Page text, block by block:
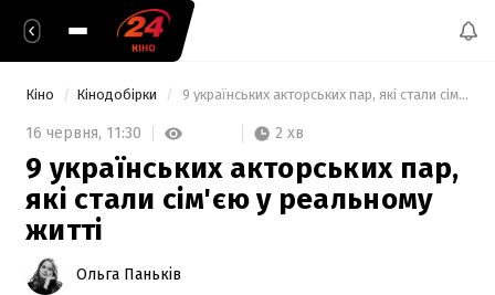
Кіно Кінодобірки 9 українських акторських пар, які стали сім'єю у реальному житті
16 червня, 11:30 2 хв
9 українських акторських пар,
які стали сім'єю у реальному
житті
Ольга Паньків